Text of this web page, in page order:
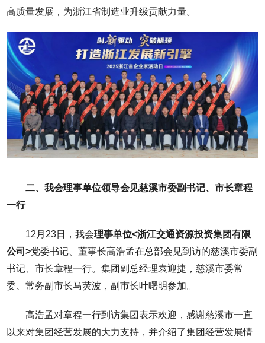
高质量发展，为浙江省制造业升级贡献力量。
二、我会理事单位领导会见慈溪市委副书记、市长章程
一行
12月23日，我会理事单位<浙江交通资源投资集团有限
公司>党委书记、董事长高浩孟在总部会见到访的慈溪市委副
书记、市长章程一行。集团副总经理袁迎捷，慈溪市委常
委、常务副市长马荧波，副市长叶曙明参加。
高浩孟对章程一行到访集团表示欢迎，感谢慈溪市一直
以来对集团经营发展的大力支持，并介绍了集团经营发展情